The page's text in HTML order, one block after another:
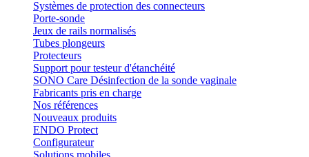
Systèmes de protection des connecteurs
Porte-sonde
Jeux de rails normalisés
Tubes plongeurs
Protecteurs
Support pour testeur d'étanchéité
SONO Care Désinfection de la sonde vaginale
Fabricants pris en charge
Nos références
Nouveaux produits
ENDO Protect
Configurateur
Solutions mobiles